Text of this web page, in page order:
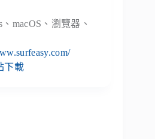
macOS、瀏覽器、
下載